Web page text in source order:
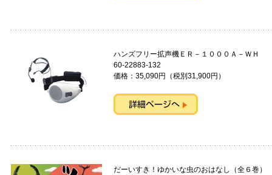
ハンズフリー拡声機ＥＲ－１０００Ａ
60-22883-132
価格：35,090円（税別31,900円）
だーいすき！ゆかいな虫のおはなし（全